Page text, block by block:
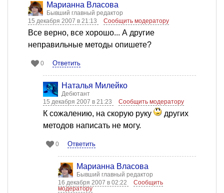
Марианна Власова
Бывший главный редактор
15 декабря 2007 в 21:13
Сообщить модератору
Все верно, все хорошо... А другие
неправильные методы опишете?
0 Ответить
Наталья Милейко
Дебютант
15 декабря 2007 в 21:23
Сообщить модератору
К сожалению, на скорую руку
других
методов написать не могу.
0 Ответить
Марианна Власова
Бывший главный редактор
16 декабря 2007 в 02:22
Сообщить
модератору